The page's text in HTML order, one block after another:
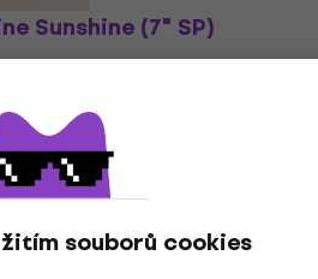
souborů cookies
Sunshine (7" SP)